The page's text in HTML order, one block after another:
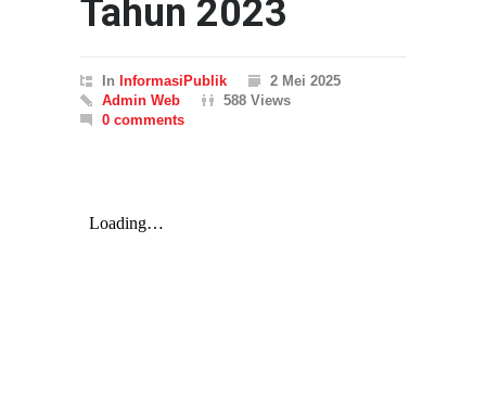
Tahun 2023
In InformasiPublik
2 Mei 2025
Admin Web
588 Views
0 comments